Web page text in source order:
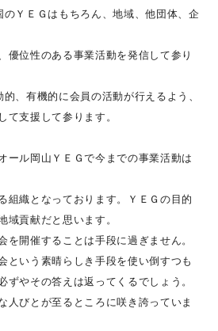
ＹＥＧはもちろん、地域、他団体、企
優位性のある事業活動を発信して参り
、有機的に会員の活動が行えるよう、
て支援して参ります。
ール岡山ＹＥＧで今までの事業活動は
組織となっております。ＹＥＧの目的
域貢献だと思います。
を開催することは手段に過ぎません。
という素晴らしき手段を使い倒すつも
ずやその答えは返ってくるでしょう。
人びとが至るところに咲き誇っていま